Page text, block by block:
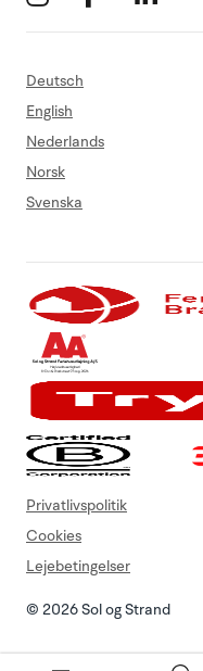
Deutsch
English
Nederlands
Norsk
Svenska
© 2026 Sol og Strand
Privatlivspolitik
Cookies
Lejebetingelser